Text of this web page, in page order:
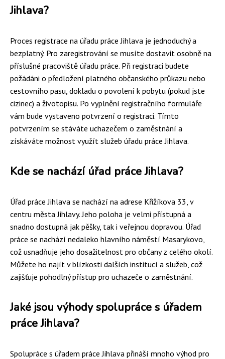
Jihlava?
Proces registrace na úřadu práce Jihlava je jednoduchý a
bezplatný. Pro zaregistrování se musíte dostavit osobně na
příslušné pracoviště úřadu práce. Při registraci budete
požádáni o předložení platného občanského průkazu nebo
cestovního pasu, dokladu o povolení k pobytu (pokud jste
cizinec) a životopisu. Po vyplnění registračního formuláře
vám bude vystaveno potvrzení o registraci. Tímto
potvrzením se stáváte uchazečem o zaměstnání a
získáváte možnost využít služeb úřadu práce Jihlava.
Kde se nachází úřad práce Jihlava?
Úřad práce Jihlava se nachází na adrese Křižíkova 33, v
centru města Jihlavy. Jeho poloha je velmi přístupná a
snadno dostupná jak pěšky, tak i veřejnou dopravou. Úřad
práce se nachází nedaleko hlavního náměstí Masarykovo,
což usnadňuje jeho dosažitelnost pro občany z celého okolí.
Můžete ho najít v blízkosti dalších institucí a služeb, což
zajišťuje pohodlný přístup pro uchazeče o zaměstnání.
Jaké jsou výhody spolupráce s úřadem
práce Jihlava?
Spolupráce s úřadem práce Jihlava přináší mnoho výhod pro